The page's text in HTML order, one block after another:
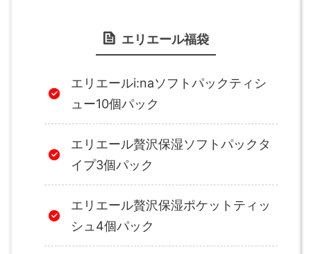
エリエール福袋
エリエールi:naソフトパックティシ
ュー10個パック
エリエール贅沢保湿ソフトパックタ
イプ3個パック
エリエール贅沢保湿ポケットティッ
シュ4個パック